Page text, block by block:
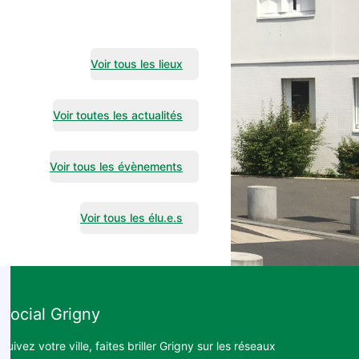
Voir tous les lieux
Voir toutes les actualités
Voir tous les évènements
Voir tous les élu.e.s
Social Grigny
Suivez votre ville, faites briller Grigny sur les réseaux